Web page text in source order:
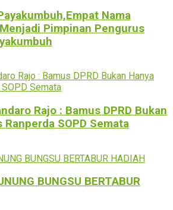
Nama
Pimpinan Pengurus
Rajo : Bamus DPRD Bukan
Ranperda SOPD Semata
BUNGSU BERTABUR